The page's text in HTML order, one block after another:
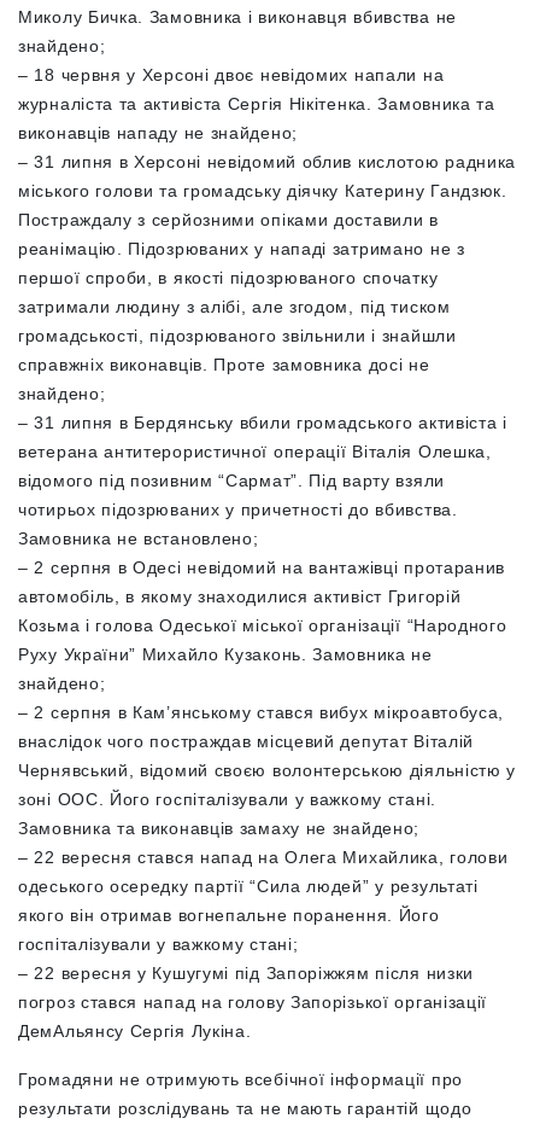
Миколу Бичка. Замовника і виконавця вбивства не
знайдено;
– 18 червня у Херсоні двоє невідомих напали на
журналіста та активіста Сергія Нікітенка. Замовника та
виконавців нападу не знайдено;
– 31 липня в Херсоні невідомий облив кислотою радника
міського голови та громадську діячку Катерину Гандзюк.
Постраждалу з серйозними опіками доставили в
реанімацію. Підозрюваних у нападі затримано не з
першої спроби, в якості підозрюваного спочатку
затримали людину з алібі, але згодом, під тиском
громадськості, підозрюваного звільнили і знайшли
справжніх виконавців. Проте замовника досі не
знайдено;
– 31 липня в Бердянську вбили громадського активіста і
ветерана антитерористичної операції Віталія Олешка,
відомого під позивним “Сармат”. Під варту взяли
чотирьох підозрюваних у причетності до вбивства.
Замовника не встановлено;
– 2 серпня в Одесі невідомий на вантажівці протаранив
автомобіль, в якому знаходилися активіст Григорій
Козьма і голова Одеської міської організації “Народного
Руху України” Михайло Кузаконь. Замовника не
знайдено;
– 2 серпня в Кам’янському стався вибух мікроавтобуса,
внаслідок чого постраждав місцевий депутат Віталій
Чернявський, відомий своєю волонтерською діяльністю у
зоні ООС. Його госпіталізували у важкому стані.
Замовника та виконавців замаху не знайдено;
– 22 вересня стався напад на Олега Михайлика, голови
одеського осередку партії “Сила людей” у результаті
якого він отримав вогнепальне поранення. Його
госпіталізували у важкому стані;
– 22 вересня у Кушугумі під Запоріжжям після низки
погроз стався напад на голову Запорізької організації
ДемАльянсу Сергія Лукіна.
Громадяни не отримують всебічної інформації про
результати розслідувань та не мають гарантій щодо